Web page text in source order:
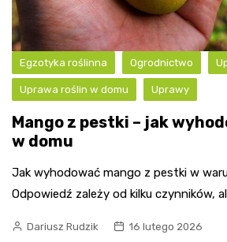
Egzotyka roślinna Ogrodnictwo
Uprawa roślin w domu Uprawy
Mango z pestki – jak
w domu
Jak wyhodować mango z pestki w
Odpowiedź zależy od kilku czynników,
Dariusz Rudzik 16 lutego 2026